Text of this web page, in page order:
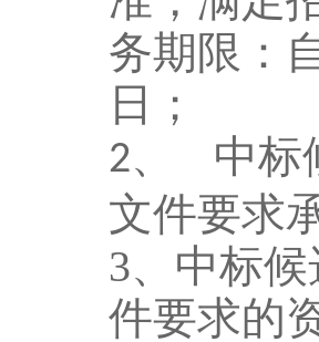
务期限：
日
；
2、
中标
文件要求
3、中标候
件要求的